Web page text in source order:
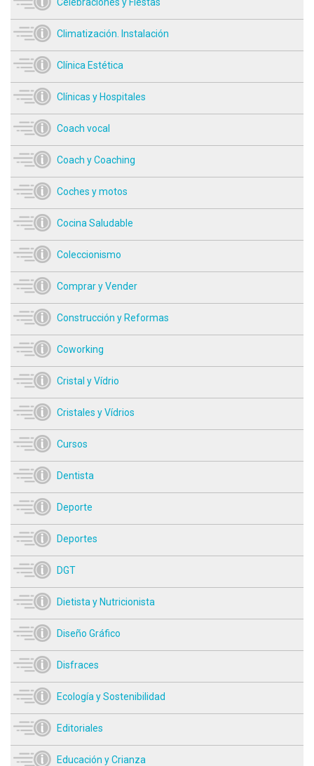
Climatización. Instalación
Clínica Estética
Clínicas y Hospitales
Coach vocal
Coach y Coaching
Coches y motos
Cocina Saludable
Coleccionismo
Comprar y Vender
Construcción y Reformas
Coworking
Cristal y Vídrio
Cristales y Vídrios
Cursos
Dentista
Deporte
Deportes
DGT
Dietista y Nutricionista
Diseño Gráfico
Disfraces
Ecología y Sostenibilidad
Editoriales
Educación y Crianza